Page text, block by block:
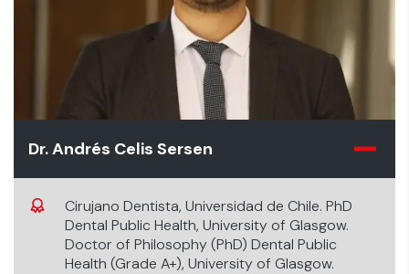
Dr. Andrés Celis Sersen
Cirujano Dentista, Universidad de Chile. PhD
Dental Public Health, University of Glasgow.
Doctor of Philosophy (PhD) Dental Public
Health (Grade A+), University of Glasgow.